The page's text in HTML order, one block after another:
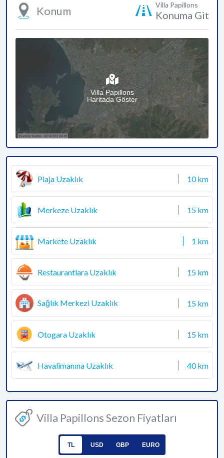
Konum Villa Papillons
Konuma Git
Villa Papillons
Haritada Göster
Plaja Uzaklık 10 km
Merkeze Uzaklık 15 km
Markete Uzaklık 1 km
Restaurantlara Uzaklık 15 km
Sağlık Merkezi Uzaklık 15 km
Otogara Uzaklık 15 km
Havalimanına Uzaklık 40 km
Villa Papillons Sezon Fiyatları
TL USD GBP EURO